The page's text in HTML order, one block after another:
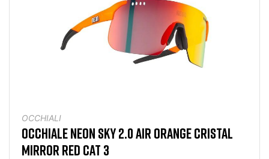
OCCHIALI
OCCHIALE NEON SKY 2.0 AIR ORANGE CRISTAL
MIRROR RED CAT 3